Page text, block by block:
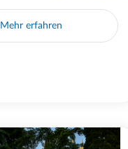
Mehr erfahren